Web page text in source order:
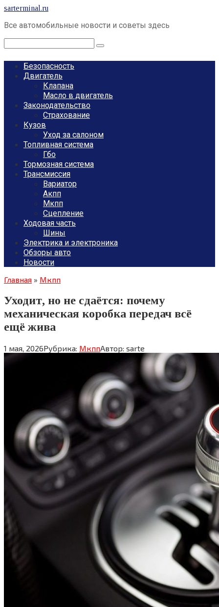
Перейти
контенту
sarterminal.ru
Все автомобильные новости и советы здесь
Поиск:
Безопасность
Двигатель
Клапана
Масло в двигатель
Законодательство
Страхование
Кузов
Уход за салоном
Топливная система
Гбо
Тормозная система
Трансмиссия
Вариатор
Акпп
Мкпп
Сцепление
Ходовая часть
Шины
Электрика и электроника
Обзоры авто
Новости
Главная » Мкпп
Уходит, но не сдаётся: почему
механическая коробка передач всё
ещё жива
1 мая, 2026Рубрика: МкппАвтор: sarte